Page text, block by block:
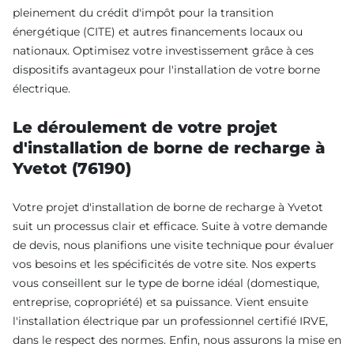
pleinement du crédit d'impôt pour la transition
énergétique (CITE) et autres financements locaux ou
nationaux. Optimisez votre investissement grâce à ces
dispositifs avantageux pour l'installation de votre borne
électrique.
Le déroulement de votre projet
d'installation de borne de recharge à
Yvetot (76190)
Votre projet d'installation de borne de recharge à Yvetot
suit un processus clair et efficace. Suite à votre demande
de devis, nous planifions une visite technique pour évaluer
vos besoins et les spécificités de votre site. Nos experts
vous conseillent sur le type de borne idéal (domestique,
entreprise, copropriété) et sa puissance. Vient ensuite
l'installation électrique par un professionnel certifié IRVE,
dans le respect des normes. Enfin, nous assurons la mise en